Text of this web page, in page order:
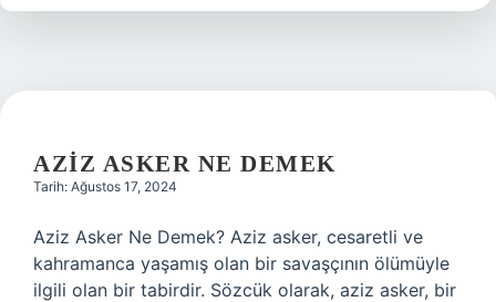
?
AZIZ ASKER NE DEMEK
Tarih: Ağustos 17, 2024
Aziz Asker Ne Demek? Aziz asker, cesaretli ve
kahramanca yaşamış olan bir savaşçının ölümüyle
ilgili olan bir tabirdir. Sözcük olarak, aziz asker, bir